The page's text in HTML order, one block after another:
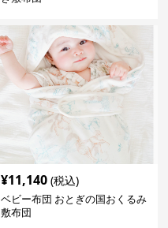
¥11,140 (税込)
ベビー布団 おとぎの国おくるみ
敷布団